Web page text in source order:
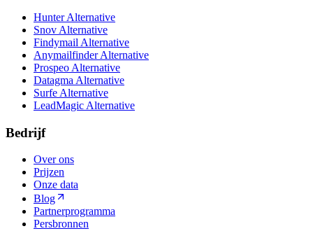
Hunter Alternative
Snov Alternative
Findymail Alternative
Anymailfinder Alternative
Prospeo Alternative
Datagma Alternative
Surfe Alternative
LeadMagic Alternative
Bedrijf
Over ons
Prijzen
Onze data
Blog
Partnerprogramma
Persbronnen